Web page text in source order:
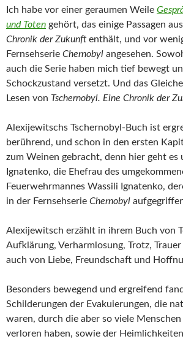
Ich habe vor einer geraumen Weile
und Toten gehört, das einige Passagen aus
Chronik der Zukunftenthält, und vor
Fernsehserie Chernobyl angesehen.
auch die Serie haben mich tief bewegt
Schockzustand versetzt. Und das
Lesen von Tschernobyl. Eine Chronik der
Alexijewitschs Tschernobyl-Buch ist
berührend, und schon in den ersten
zum Weinen gebracht, denn hier geht es
Ignatenko, die Ehefrau des
Feuerwehrmannes Wassili Ignatenko,
in der Fernsehserie Chernobyl
Alexijewitsch erzählt in ihrem Buch von
Aufklärung, Verharmlosung, Trotz,
auch von Liebe, Freundschaft und
Besonders bewegend und ergreifend
Schilderungen der Evakuierungen, die
waren, durch die aber so viele
verloren haben, sowie der